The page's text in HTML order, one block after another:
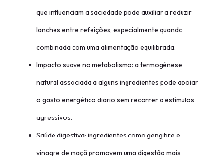
que influenciam a saciedade pode auxiliar a reduzir
lanches entre refeições, especialmente quando
combinada com uma alimentação equilibrada.
Impacto suave no metabolismo: a termogénese
natural associada a alguns ingredientes pode apoiar
o gasto energético diário sem recorrer a estímulos
agressivos.
Saúde digestiva: ingredientes como gengibre e
vinagre de maçã promovem uma digestão mais